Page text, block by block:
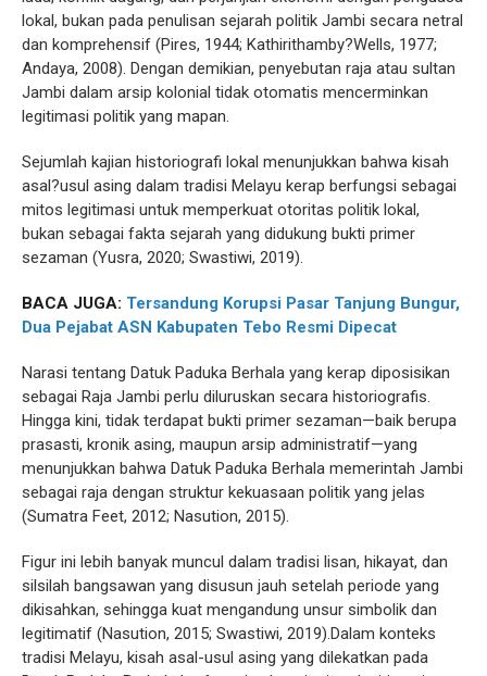
lokal, bukan pada penulisan sejarah politik Jambi secara netral
dan komprehensif (Pires, 1944; Kathirithamby?Wells, 1977;
Andaya, 2008). Dengan demikian, penyebutan raja atau sultan
Jambi dalam arsip kolonial tidak otomatis mencerminkan
legitimasi politik yang mapan.
Sejumlah kajian historiografi lokal menunjukkan bahwa kisah
asal?usul asing dalam tradisi Melayu kerap berfungsi sebagai
mitos legitimasi untuk memperkuat otoritas politik lokal,
bukan sebagai fakta sejarah yang didukung bukti primer
sezaman (Yusra, 2020; Swastiwi, 2019).
BACA JUGA: Tersandung Korupsi Pasar Tanjung Bungur,
Dua Pejabat ASN Kabupaten Tebo Resmi Dipecat
Narasi tentang Datuk Paduka Berhala yang kerap diposisikan
sebagai Raja Jambi perlu diluruskan secara historiografis.
Hingga kini, tidak terdapat bukti primer sezaman—baik berupa
prasasti, kronik asing, maupun arsip administratif—yang
menunjukkan bahwa Datuk Paduka Berhala memerintah Jambi
sebagai raja dengan struktur kekuasaan politik yang jelas
(Sumatra Feet, 2012; Nasution, 2015).
Figur ini lebih banyak muncul dalam tradisi lisan, hikayat, dan
silsilah bangsawan yang disusun jauh setelah periode yang
dikisahkan, sehingga kuat mengandung unsur simbolik dan
legitimatif (Nasution, 2015; Swastiwi, 2019).Dalam konteks
tradisi Melayu, kisah asal-usul asing yang dilekatkan pada